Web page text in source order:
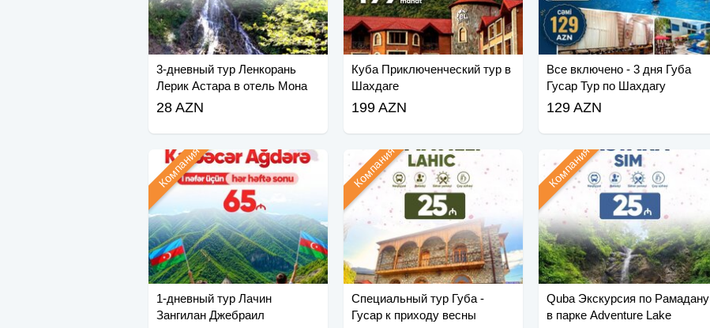
3-дневный тур Ленкорань
Лерик Астара в отель Мона
28 AZN
Куба Приключенческий тур в
Шахдаге
199 AZN
Все включено - 3 дня Губа
Гусар Тур по Шахдагу
129 AZN
1-дневный тур Лачин
Зангилан Джебраил
Компания
Специальный тур Губа -
Гусар к приходу весны
Компания
Quba Экскурсия по Рамадану
в парке Adventure Lake
Компания